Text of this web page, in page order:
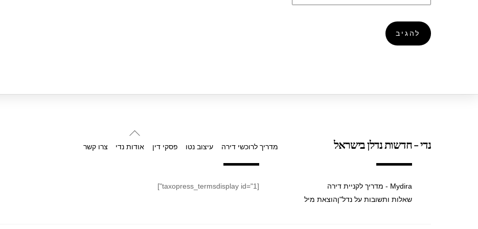
Back
To
נדי - חדשות נדלן בישראל מדריך לרוכשי דירה עיצוב נטו פסקי דין אודות נדי צרו קשר
Mydira - מדריך לקניית דירה
שאלות ותשובות על נדל"ןהוצאת מיל
[taxopress_termsdisplay id="1"]